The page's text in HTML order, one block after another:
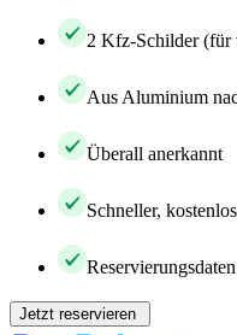
2 Kfz-Schilder (für
Aus Aluminium
Überall anerkannt
Schneller,
Jetzt reservieren